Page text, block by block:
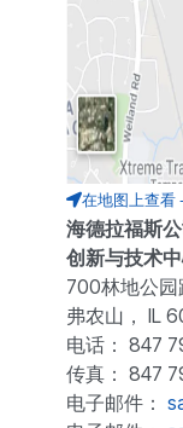
在地图上查看
海德拉福斯
创新与技术
700林地公园
弗农山， IL
电话： 847
传真： 847
电子邮件：